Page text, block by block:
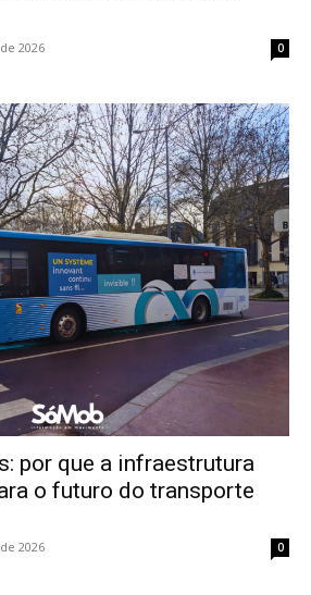
2026 0
por que a infraestrutura
o futuro do transporte
2026 0